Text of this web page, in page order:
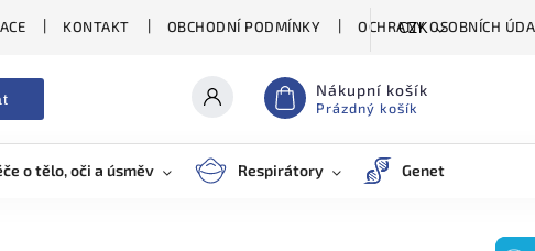
KONTAKT OBCHODNÍ PODMÍNKY OCHRANY OSOBNÍCH
CZK
Nákupní košík
Prázdný košík
o tělo, oči a úsměv Respirátory Genetické testy